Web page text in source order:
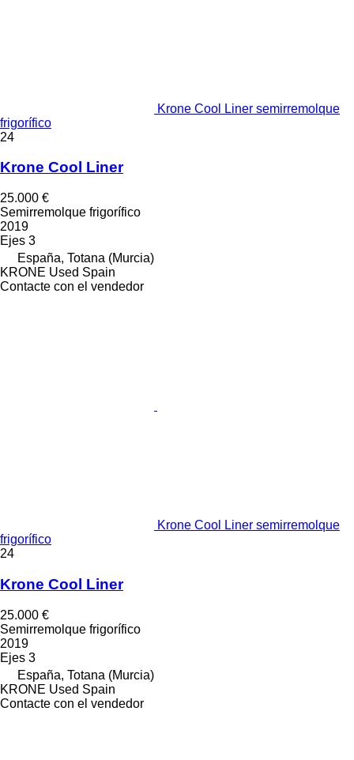
Krone Cool Liner semirremolque
frigorífico
24
Krone Cool Liner
25.000 €
Semirremolque frigorífico
2019
Ejes 3
España, Totana (Murcia)
KRONE Used Spain
Contacte con el vendedor
Krone Cool Liner semirremolque
frigorífico
24
Krone Cool Liner
25.000 €
Semirremolque frigorífico
2019
Ejes 3
España, Totana (Murcia)
KRONE Used Spain
Contacte con el vendedor